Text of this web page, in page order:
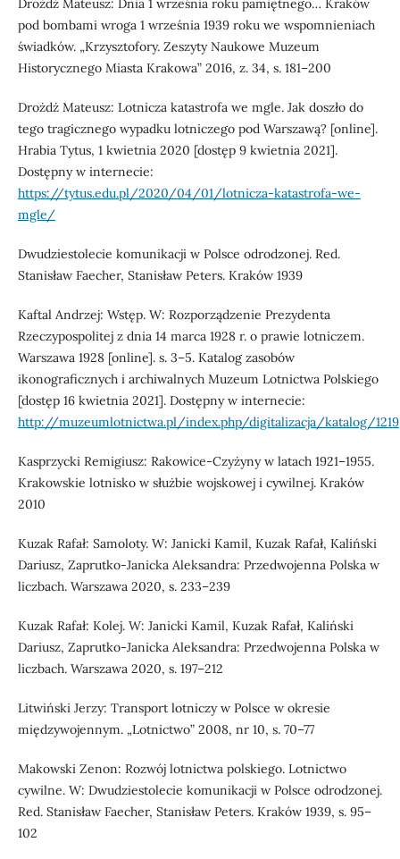
Drożdż Mateusz: Dnia 1 września roku pamiętnego… Kraków
pod bombami wroga 1 września 1939 roku we wspomnieniach
świadków. „Krzysztofory. Zeszyty Naukowe Muzeum
Historycznego Miasta Krakowa” 2016, z. 34, s. 181–200
Drożdż Mateusz: Lotnicza katastrofa we mgle. Jak doszło do
tego tragicznego wypadku lotniczego pod Warszawą? [online].
Hrabia Tytus, 1 kwietnia 2020 [dostęp 9 kwietnia 2021].
Dostępny w internecie:
https://tytus.edu.pl/2020/04/01/lotnicza-katastrofa-we-
mgle/
Dwudziestolecie komunikacji w Polsce odrodzonej. Red.
Stanisław Faecher, Stanisław Peters. Kraków 1939
Kaftal Andrzej: Wstęp. W: Rozporządzenie Prezydenta
Rzeczypospolitej z dnia 14 marca 1928 r. o prawie lotniczem.
Warszawa 1928 [online]. s. 3–5. Katalog zasobów
ikonograficznych i archiwalnych Muzeum Lotnictwa Polskiego
[dostęp 16 kwietnia 2021]. Dostępny w internecie:
http://muzeumlotnictwa.pl/index.php/digitalizacja/katalog/1219
Kasprzycki Remigiusz: Rakowice-Czyżyny w latach 1921–1955.
Krakowskie lotnisko w służbie wojskowej i cywilnej. Kraków
2010
Kuzak Rafał: Samoloty. W: Janicki Kamil, Kuzak Rafał, Kaliński
Dariusz, Zaprutko-Janicka Aleksandra: Przedwojenna Polska w
liczbach. Warszawa 2020, s. 233–239
Kuzak Rafał: Kolej. W: Janicki Kamil, Kuzak Rafał, Kaliński
Dariusz, Zaprutko-Janicka Aleksandra: Przedwojenna Polska w
liczbach. Warszawa 2020, s. 197–212
Litwiński Jerzy: Transport lotniczy w Polsce w okresie
międzywojennym. „Lotnictwo” 2008, nr 10, s. 70–77
Makowski Zenon: Rozwój lotnictwa polskiego. Lotnictwo
cywilne. W: Dwudziestolecie komunikacji w Polsce odrodzonej.
Red. Stanisław Faecher, Stanisław Peters. Kraków 1939, s. 95–
102